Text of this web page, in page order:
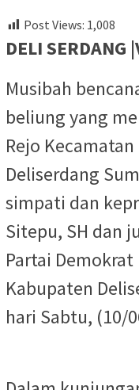
Post Views: 1,008
DELI SERDANG
Musibah
beliung yang
Rejo
Deliserdang
simpati dan
Sitepu, SH dan
Partai
Kabupaten
hari Sabtu, (10/